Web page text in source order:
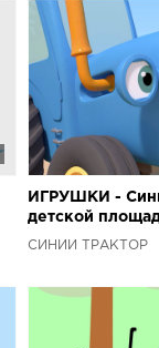
ИГРУШКИ -
детской
про машинки
СИНИЙ ТРАКТОР